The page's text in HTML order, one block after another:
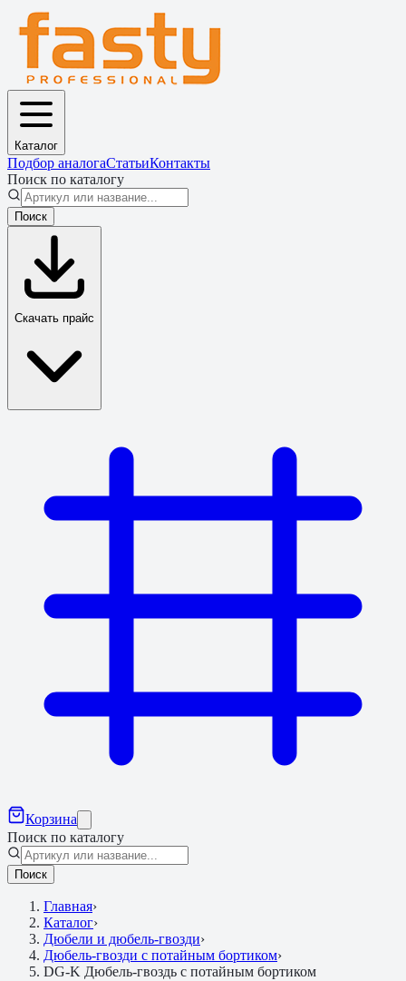
Каталог
Подбор аналогаСтатьиКонтакты
Поиск по каталогу
Поиск
Скачать прайс
Корзина
Поиск по каталогу
Поиск
Главная›
Каталог›
Дюбели и дюбель-гвозди›
Дюбель-гвозди с потайным бортиком›
DG-K Дюбель-гвоздь с потайным бортиком